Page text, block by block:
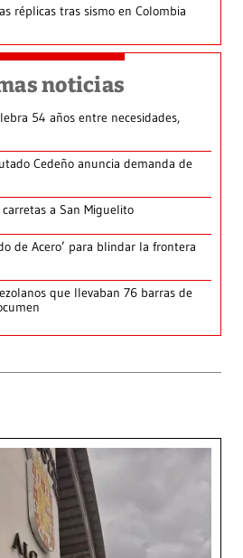
réplicas tras sismo en Colombia
noticias
54 años entre necesidades,
Cedeño anuncia demanda de
a San Miguelito
de Acero’ para blindar la frontera
que llevaban 76 barras de